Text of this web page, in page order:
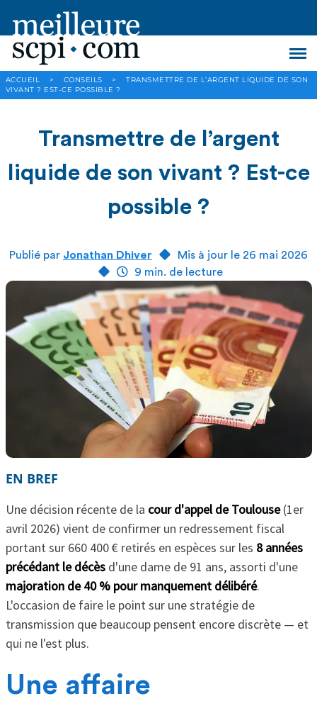
ACCUEIL > CONSEILS >
TRANSMETTRE DE L’ARGENT LIQUIDE DE SON
VIVANT ? EST-CE POSSIBLE ?
Transmettre de l’argent
liquide de son vivant ? Est-ce
possible ?
Publié par Jonathan Dhiver
Mis à jour le 26 mai 2026
9 min. de lecture
EN BREF
Une décision récente de la cour d'appel de Toulouse(1er
avril 2026) vient de confirmer un redressement fiscal
portant sur 660 400 € retirés en espèces sur les 8 années
précédant le décèsd'une dame de 91 ans, assorti d'une
majoration de 40 % pour manquement délibéré.
L'occasion de faire le point sur une stratégie de
transmission que beaucoup pensent encore discrète — et
qui ne l'est plus.
Une affaire